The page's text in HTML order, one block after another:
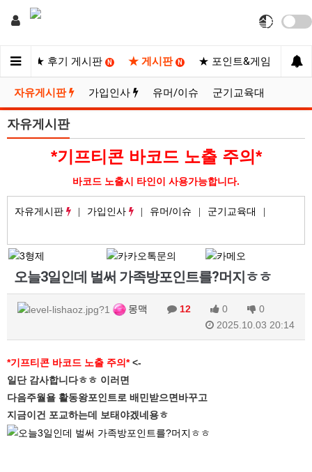
트 ★ 후기 게시판 N ★ 게시판 N ★ 포인트&게임 ★
자유게시판 가입인사 유머/이슈 군기교육대
자유게시판
*기프티콘 바코드 노출 주의*
바코드 노출시 타인이 사용가능합니다.
자유게시판 가입인사 유머/이슈 군기교육대
오늘3일인데 벌써 가족방포인트를?머지ㅎㅎ
몽맥 12 0
0
2025.10.03 20:14
*기프티콘 바코드 노출 주의*<-
일단 감사합니다ㅎㅎ 이러면
다음주월욜 활동왕포인트로 배민받으면바꾸고
지금이건 포교하는데 보태야겠네용ㅎ